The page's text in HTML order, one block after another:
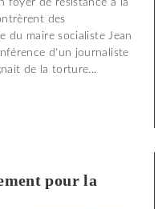
Utoya
»
des
du maire socialiste Jean
d'un journaliste
de la torture...
pour la